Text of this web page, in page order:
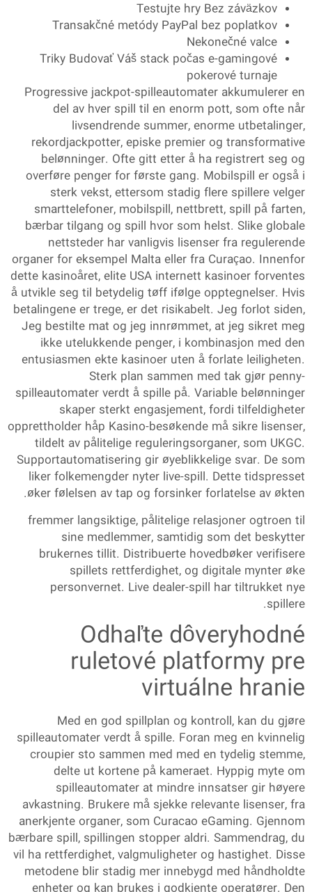
Testujte hry Bez záväzkov
Transakčné metódy PayPal bez poplatkov
Nekonečné valce
Triky Budovať Váš stack počas e-gamingové
pokerové turnaje
Progressive jackpot-spilleautomater akkumulerer en
del av hver spill til en enorm pott, som ofte når
livsendrende summer, enorme utbetalinger,
rekordjackpotter, episke premier og transformative
belønninger. Ofte gitt etter å ha registrert seg og
overføre penger for første gang. Mobilspill er også i
sterk vekst, ettersom stadig flere spillere velger
smarttelefoner, mobilspill, nettbrett, spill på farten,
bærbar tilgang og spill hvor som helst. Slike globale
nettsteder har vanligvis lisenser fra regulerende
organer for eksempel Malta eller fra Curaçao. Innenfor
dette kasinoåret, elite USA internett kasinoer forventes
å utvikle seg til betydelig tøff ifølge opptegnelser. Hvis
betalingene er trege, er det risikabelt. Jeg forlot siden,
Jeg bestilte mat og jeg innrømmet, at jeg sikret meg
ikke utelukkende penger, i kombinasjon med den
entusiasmen ekte kasinoer uten å forlate leiligheten.
Sterk plan sammen med tak gjør penny-
spilleautomater verdt å spille på. Variable belønninger
skaper sterkt engasjement, fordi tilfeldigheter
opprettholder håp Kasino-besøkende må sikre lisenser,
tildelt av pålitelige reguleringsorganer, som UKGC.
Supportautomatisering gir øyeblikkelige svar. De som
liker folkemengder nyter live-spill. Dette tidspresset
øker følelsen av tap og forsinker forlatelse av økten.
fremmer langsiktige, pålitelige relasjoner ogtroen til
sine medlemmer, samtidig som det beskytter
brukernes tillit. Distribuerte hovedbøker verifisere
spillets rettferdighet, og digitale mynter øke
personvernet. Live dealer-spill har tiltrukket nye
spillere.
Odhaľte dôveryhodné
ruletové platformy pre
virtuálne hranie
Med en god spillplan og kontroll, kan du gjøre
spilleautomater verdt å spille. Foran meg en kvinnelig
croupier sto sammen med med en tydelig stemme,
delte ut kortene på kameraet. Hyppig myte om
spilleautomater at mindre innsatser gir høyere
avkastning. Brukere må sjekke relevante lisenser, fra
anerkjente organer, som Curacao eGaming. Gjennom
bærbare spill, spillingen stopper aldri. Sammendrag, du
vil ha rettferdighet, valgmuligheter og hastighet. Disse
metodene blir stadig mer innebygd med håndholdte